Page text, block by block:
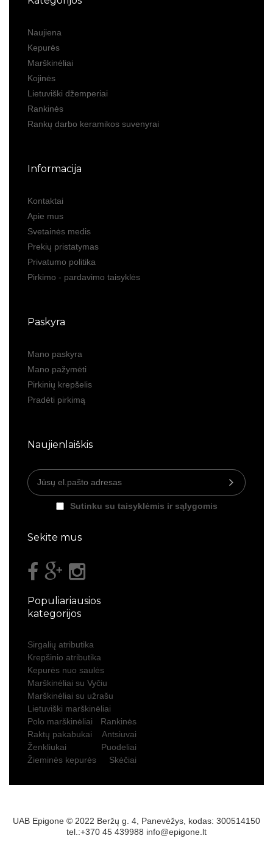
Naujiena
Kepurės
Marškinėliai
Kojinės
Lietuviški džemperiai
Rankinės
Rankų darbo keramikos suvenyrai
Informacija
Kontaktai
Apie mus
Svetainės medis
Prekių pristatymas
Privatumo politika
Pirkimo - pardavimo taisyklės
Paskyra
Mano paskyra
Mano pažymėti
Pirkinių krepšelis
Pradėti pirkimą
Naujienlaiškis
Sutinku su taisyklėmis ir sąlygomis
Sekite mus
Populiariausios
kategorijos
Sirgalių atributika
Krepšinio atributika
Kepurės nuo saulės
Marškinėliai su Vyčiu
Marškinėliai su užrašu
Lietuviški marškinėliai
Polo marškinėliai
Rankinės
Raktų pakabukai
Antsiuvai
Ženkliukai
Puodeliai
Žieminės kepurės
Skėčiai
UAB Epigone © 2022 Beržų g. 4, Panevėžys, kodas: 300514150
tel.:+370 45 439988 info@epigone.lt